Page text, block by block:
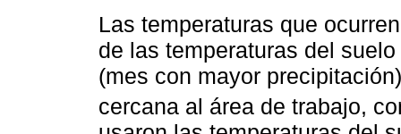
Las temperaturas que
de las temperaturas del
(mes con mayor
cercana al área de trabajo,